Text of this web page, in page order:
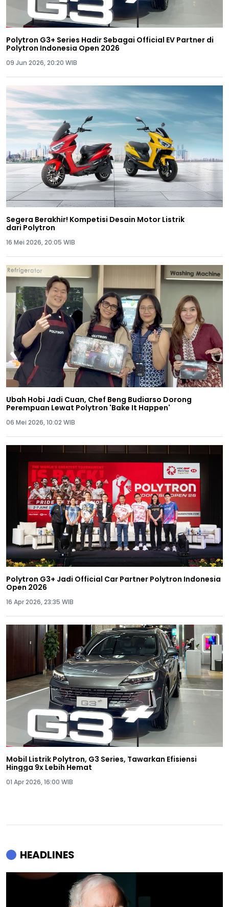
Polytron G3+ Series Hadir Sebagai Official EV Partner di
Polytron Indonesia Open 2026
09 Jun 2026, 20:20 WIB
Segera Berakhir! Kompetisi Desain Motor Listrik
dari Polytron
16 Mei 2026, 20:05 WIB
Ubah Hobi Jadi Cuan, Chef Beng Budiarso Dorong
Perempuan Lewat Polytron 'Bake It Happen'
06 Mei 2026, 10:02 WIB
Polytron G3+ Jadi Official Car Partner Polytron Indonesia
Open 2026
16 Apr 2026, 23:35 WIB
Mobil Listrik Polytron, G3 Series, Tawarkan Efisiensi
Hingga 9x Lebih Hemat
01 Apr 2026, 16:00 WIB
HEADLINES